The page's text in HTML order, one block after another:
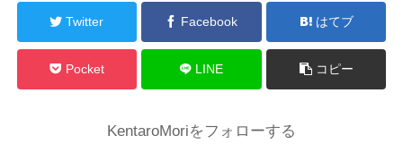
Twitter Facebook はてブ
Pocket LINE コピー
KentaroMoriをフォローする